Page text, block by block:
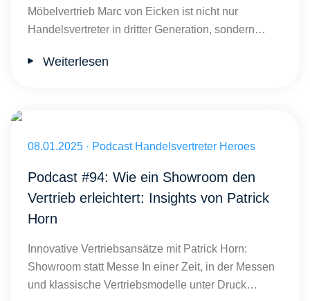
Möbelvertrieb Marc von Eicken ist nicht nur
Handelsvertreter in dritter Generation, sondern…
Weiterlesen
Veröffentlicht am 08.01.2025
08.01.2025 · Podcast Handelsvertreter Heroes
Podcast #94: Wie ein Showroom den
Vertrieb erleichtert: Insights von Patrick
Horn
Innovative Vertriebsansätze mit Patrick Horn:
Showroom statt Messe In einer Zeit, in der Messen
und klassische Vertriebsmodelle unter Druck…